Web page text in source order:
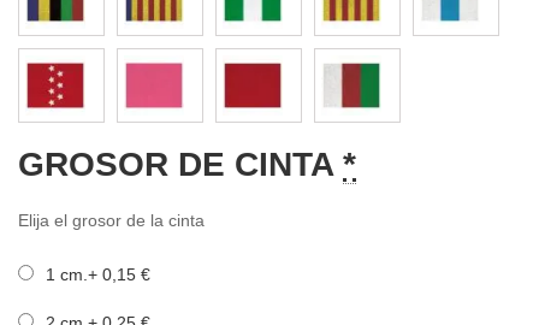
GROSOR DE CINTA *
Elija el grosor de la cinta
1 cm.+ 0,15 €